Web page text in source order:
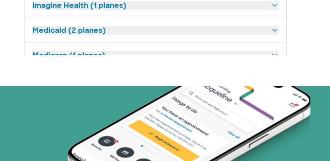
Imagine Health (1 planes)
Medicaid (2 planes)
Medicare (1 planes)
Prism Electric (1 planes)
Plan de Salud Superior (4 planes)